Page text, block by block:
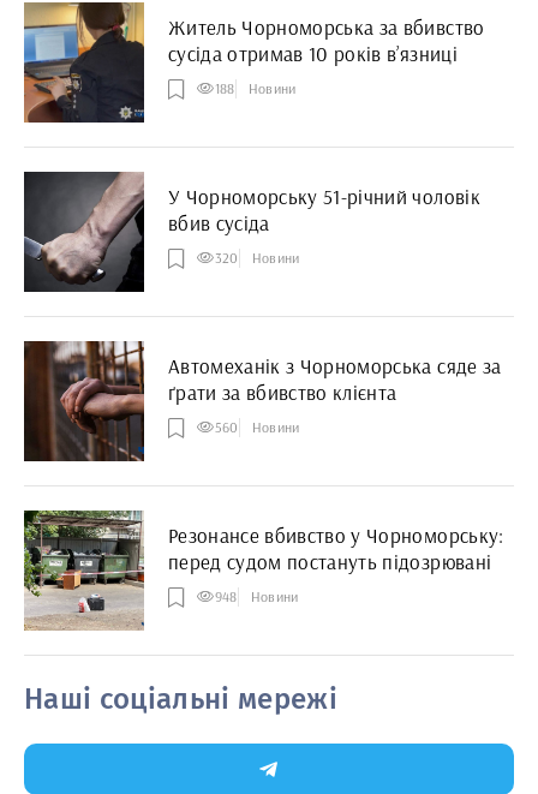
Житель Чорноморська за вбивство
сусіда отримав 10 років в’язниці
188 Новини
У Чорноморську 51-річний чоловік
вбив сусіда
320 Новини
Автомеханік з Чорноморська сяде за
ґрати за вбивство клієнта
560 Новини
Резонансе вбивство у Чорноморську:
перед судом постануть підозрювані
948 Новини
Наші соціальні мережі